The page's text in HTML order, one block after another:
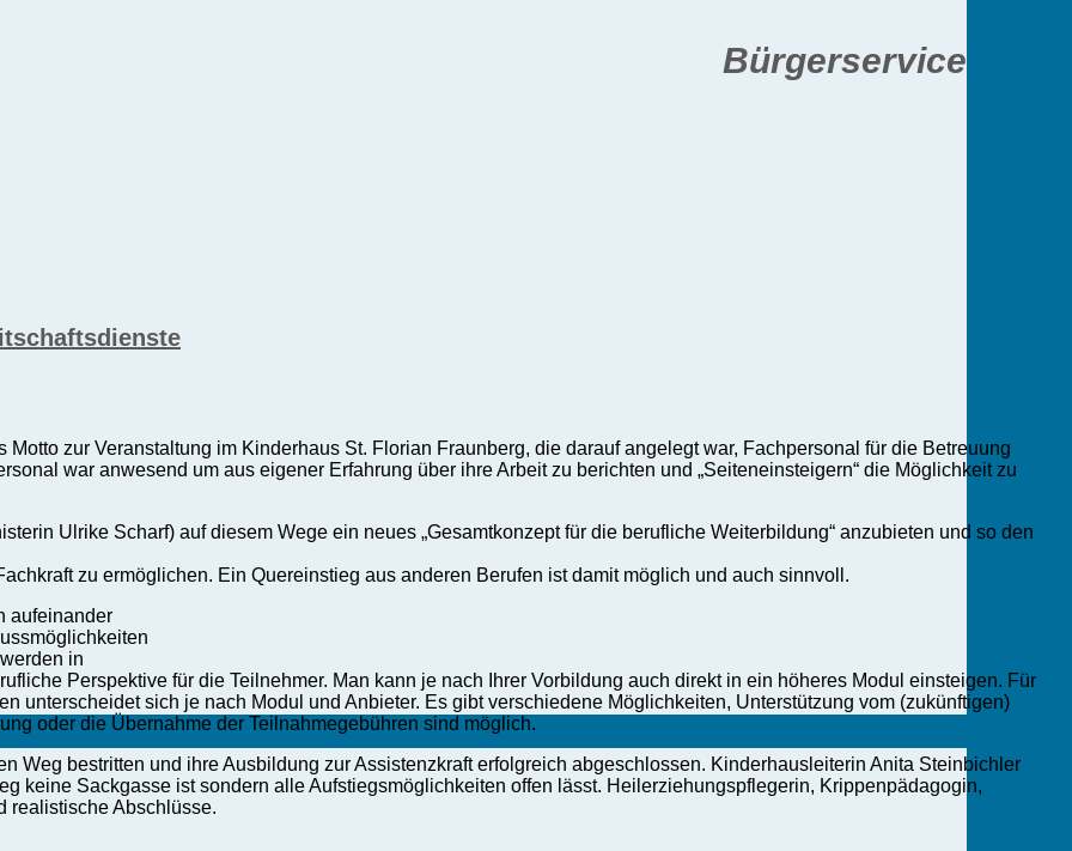
Bürgerservice
Motto zur Veranstaltung im Kinderhaus St. Florian Fraunberg, die darauf angelegt war, Fachpersonal für die Betreuung
war anwesend um aus eigener Erfahrung über ihre Arbeit zu berichten und „Seiteneinsteigern“ die Möglichkeit zu
Ulrike Scharf) auf diesem Wege ein neues „Gesamtkonzept für die berufliche Weiterbildung“ anzubieten und so den
zu ermöglichen. Ein Quereinstieg aus anderen Berufen ist damit möglich und auch sinnvoll.
aufeinander
in
Perspektive für die Teilnehmer. Man kann je nach Ihrer Vorbildung auch direkt in ein höheres Modul einsteigen. Für
unterscheidet sich je nach Modul und Anbieter. Es gibt verschiedene Möglichkeiten, Unterstützung vom (zukünftigen)
oder die Übernahme der Teilnahmegebühren sind möglich.
Weg bestritten und ihre Ausbildung zur Assistenzkraft erfolgreich abgeschlossen. Kinderhausleiterin Anita Steinbichler
keine Sackgasse ist sondern alle Aufstiegsmöglichkeiten offen lässt. Heilerziehungspflegerin, Krippenpädagogin,
realistische Abschlüsse.